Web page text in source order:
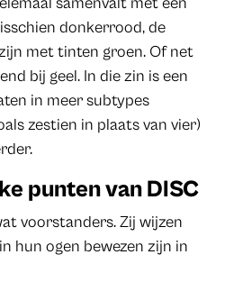
donkerrood, de
met tinten groen. Of net
bij geel. In die zin is een
in meer subtypes
zestien in plaats van vier)
punten van DISC
voorstanders. Zij wijzen
hun ogen bewezen zijn in